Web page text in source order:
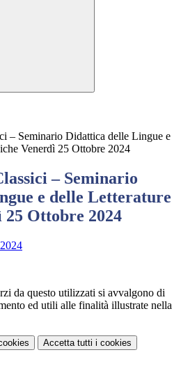
– Seminario Didattica delle Lingue e
Venerdì 25 Ottobre 2024
– Seminario
e delle Letterature
25 Ottobre 2024
da questo utilizzati si avvalgono di
ed utili alle finalità illustrate nella
Accetta tutti i cookies